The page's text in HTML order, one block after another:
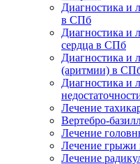
Диагностика и
в СПб
Диагностика и
сердца в СПб
Диагностика и
(аритмии) в
Диагностика и
Лечение
Вертебро-
Лечение
Лечение грыжи
Лечение